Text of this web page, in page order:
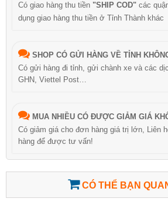
Có giao hàng thu tiền "SHIP COD" các
dụng giao hàng thu tiền ở Tỉnh Thành khác
SHOP CÓ GỬI HÀNG VỀ TỈNH
Có gửi hàng đi tỉnh, gửi chành xe và các
GHN, Viettel Post…
MUA NHIỀU CÓ ĐƯỢC GIẢM GIÁ
Có giảm giá cho đơn hàng giá trị lớn, Liên
hàng để được tư vấn!
CÓ THỂ BẠN